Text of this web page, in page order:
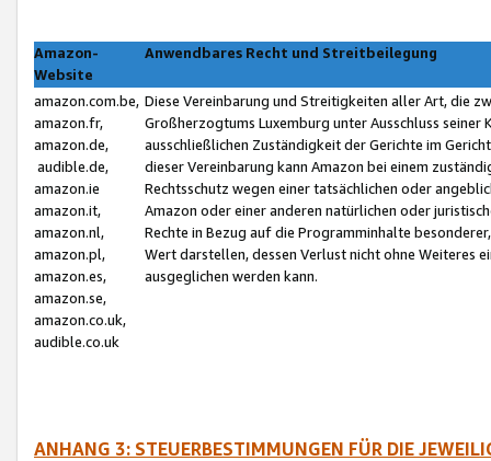
Amazon-
Website
Anwendbares Recht und Streitbeilegung
amazon.com.be,
amazon.fr,
amazon.de,
audible.de,
amazon.ie
amazon.it,
amazon.nl,
amazon.pl,
amazon.es,
amazon.se,
amazon.co.uk,
audible.co.uk
Diese Vereinbarung und Streitigkeiten aller Art, die
Großherzogtums Luxemburg unter Ausschluss
ausschließlichen Zuständigkeit der Gerichte im
dieser Vereinbarung kann Amazon bei einem
Rechtsschutz wegen einer tatsächlichen oder
Amazon oder einer anderen natürlichen oder
Rechte in Bezug auf die Programminhalte
Wert darstellen, dessen Verlust nicht ohne Weiteres
ausgeglichen werden kann.
ANHANG 3: STEUERBESTIMMUNGEN FÜR DIE